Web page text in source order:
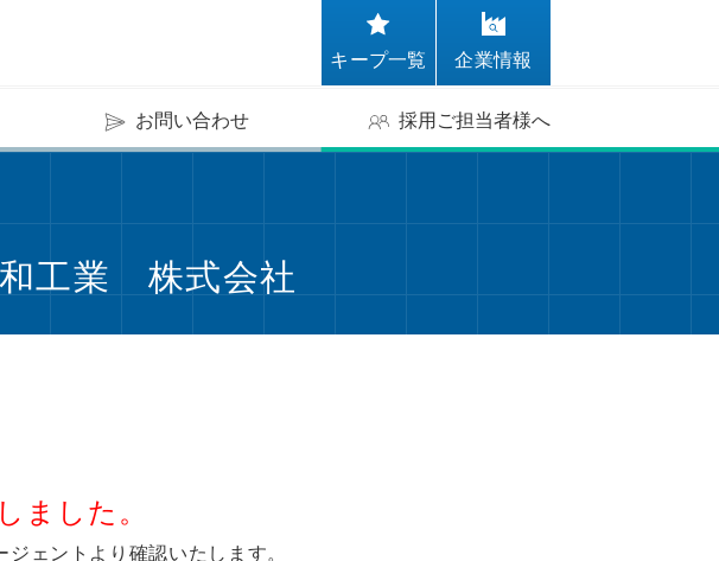
キープ一覧 企業情報
お問い合わせ 採用ご担当者様へ
工業 株式会社
ました。
ジェントより確認いたします。